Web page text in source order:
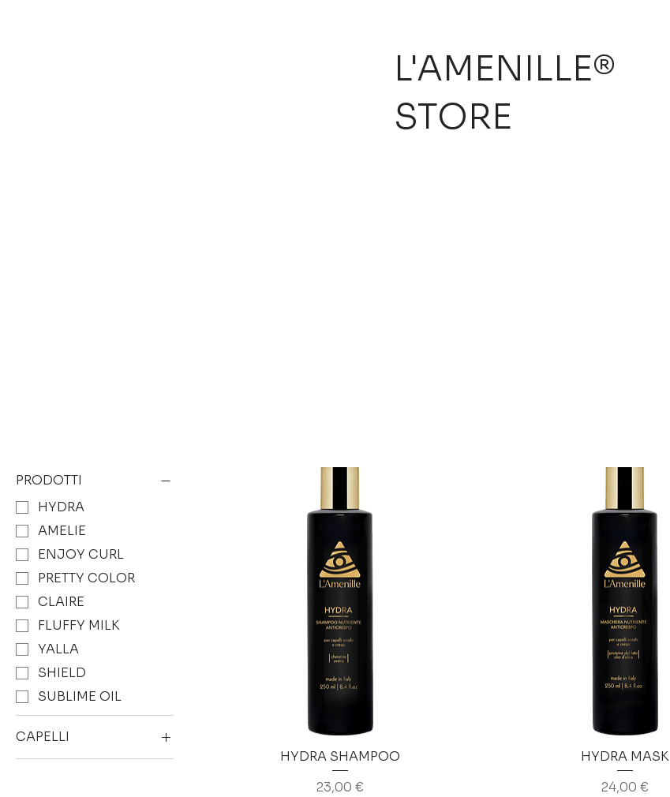
L'AMENILLE®
STORE
PRODOTTI
HYDRA
AMELIE
ENJOY CURL
PRETTY COLOR
CLAIRE
FLUFFY MILK
YALLA
SHIELD
SUBLIME OIL
CAPELLI
COLORATI
HYDRA SHAMPOO
Prezzo
23,00 €
HYDRA MASK
Prezzo
24,00 €